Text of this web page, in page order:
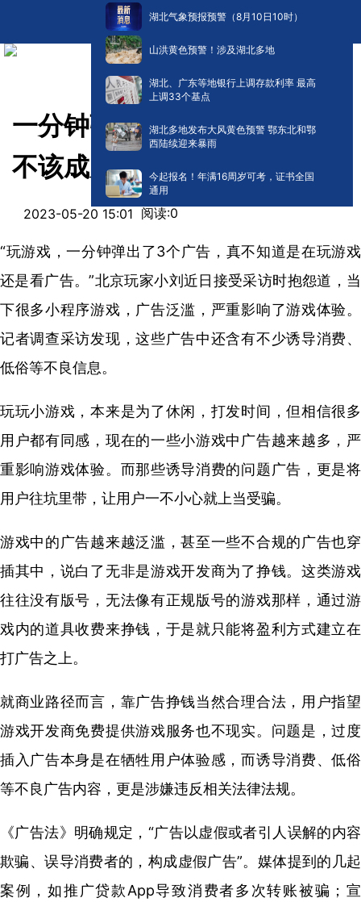
湖北气象预报预警（8月10日10时）
山洪黄色预警！涉及湖北多地
湖北、广东等地银行上调存款利率 最高
上调33个基点
湖北多地发布大风黄色预警 鄂东北和鄂
西陆续迎来暴雨
今起报名！年满16周岁可考，证书全国
通用
一分钟弹3个广告，游戏广告
不该成为监管盲区
2023-05-20 15:01 阅读:0
“玩游戏，一分钟弹出了3个广告，真不知道是在玩游戏
还是看广告。”北京玩家小刘近日接受采访时抱怨道，当
下很多小程序游戏，广告泛滥，严重影响了游戏体验。
记者调查采访发现，这些广告中还含有不少诱导消费、
低俗等不良信息。
玩玩小游戏，本来是为了休闲，打发时间，但相信很多
用户都有同感，现在的一些小游戏中广告越来越多，严
重影响游戏体验。而那些诱导消费的问题广告，更是将
用户往坑里带，让用户一不小心就上当受骗。
游戏中的广告越来越泛滥，甚至一些不合规的广告也穿
插其中，说白了无非是游戏开发商为了挣钱。这类游戏
往往没有版号，无法像有正规版号的游戏那样，通过游
戏内的道具收费来挣钱，于是就只能将盈利方式建立在
打广告之上。
就商业路径而言，靠广告挣钱当然合理合法，用户指望
游戏开发商免费提供游戏服务也不现实。问题是，过度
插入广告本身是在牺牲用户体验感，而诱导消费、低俗
等不良广告内容，更是涉嫌违反相关法律法规。
《广告法》明确规定，“广告以虚假或者引人误解的内容
欺骗、误导消费者的，构成虚假广告”。媒体提到的几起
案例，如推广贷款App导致消费者多次转账被骗；宣